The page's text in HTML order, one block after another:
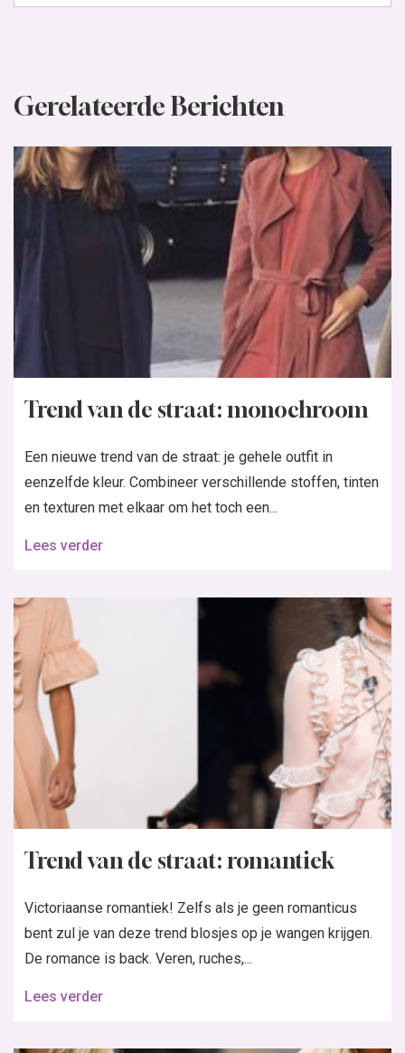
Gerelateerde Berichten
Trend van de straat: monochroom
Een nieuwe trend van de straat: je gehele outfit in
eenzelfde kleur. Combineer verschillende stoffen, tinten
en texturen met elkaar om het toch een...
Lees verder
Trend van de straat: romantiek
Victoriaanse romantiek! Zelfs als je geen romanticus
bent zul je van deze trend blosjes op je wangen krijgen.
De romance is back. Veren, ruches,...
Lees verder